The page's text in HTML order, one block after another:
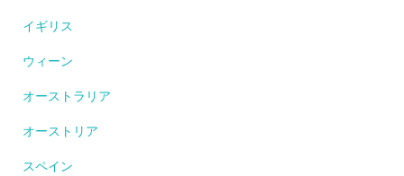
イギリス
ウィーン
オーストラリア
オーストリア
スペイン